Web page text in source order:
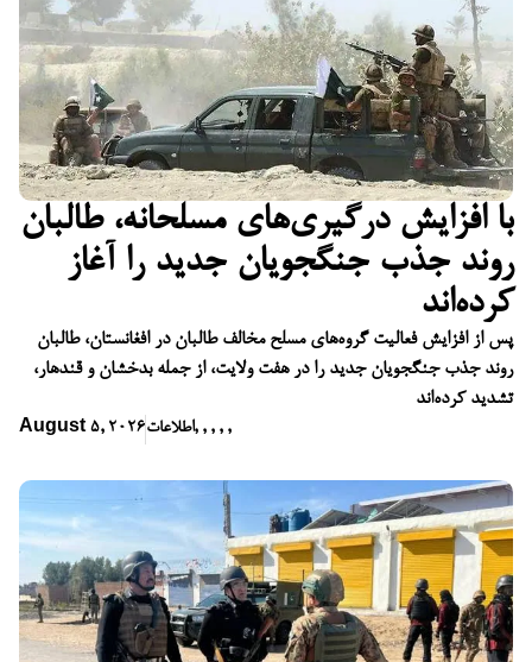
با افزایش درگیری‌های مسلحانه، طالبان
روند جذب جنگجویان جدید را آغاز
کرده‌اند
پس از افزایش فعالیت گروه‌های مسلح مخالف طالبان در افغانستان، طالبان
روند جذب جنگجویان جدید را در هفت ولایت، از جمله بدخشان و قندهار،
تشدید کرده‌اند
August 5, 2026اطلاعات, , , , ,